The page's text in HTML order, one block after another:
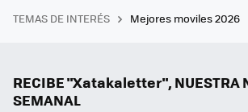
TEMAS DE INTERÉS Mejores moviles 2026
RECIBE "Xatakaletter", NUESTRA
SEMANAL